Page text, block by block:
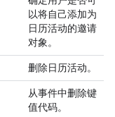
以将自己添加为
日历活动的邀请
对象。
删除日历活动。
从事件中删除键
值代码。